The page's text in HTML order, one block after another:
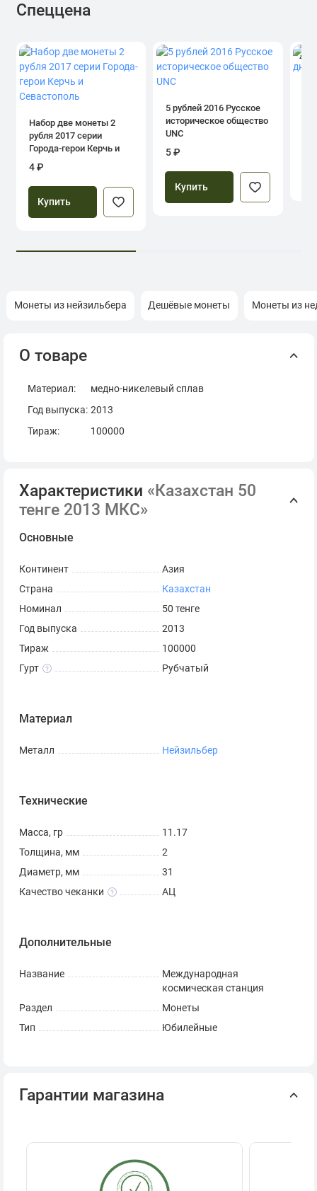
Спеццена
Набор две монеты 2
рубля 2017 серии
Города-герои Керчь и
Севастополь
4 ₽
Купить
5 рублей 2016 Русское
историческое общество
UNC
5 ₽
Купить
4.0
Монеты из нейзильбера Дешёвые монеты Монеты из
О товаре
Материал:
медно-никелевый сплав
Год выпуска: 2013
Тираж:
100000
Характеристики «Казахстан 50
тенге 2013 МКС»
Основные
Континент
Азия
Страна
Казахстан
Номинал
50 тенге
Год выпуска
2013
Тираж
100000
Гурт
Рубчатый
Материал
Металл Нейзильбер
Технические
Масса, гр
11.17
Толщина, мм
2
Диаметр, мм
31
Качество чеканки
АЦ
Дополнительные
Название
Международная
космическая станция
Раздел
Монеты
Тип
Юбилейные
Гарантии магазина